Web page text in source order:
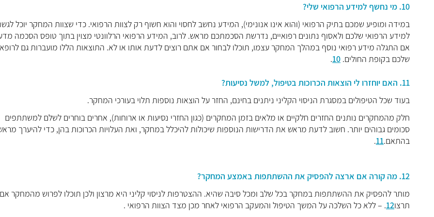
10. מי נחשף למידע הרפואי שלי?
במידה ומופיע שמכם בתיק הרפואי (והוא אינו אנונימי), המידע נחשב לחסוי והוא חשוף רק לצוות הרפואי. כדי שצוות המחקר יוכל
למידע הרפואי שלכם ולאסוף נתונים רפואיים, נדרשת הסכמתכם מראש. לרוב, המידע הרפואי הרלוונטי מצוין בתוך טופס הסכמה
אם התגלה מידע רפואי נוסף במהלך המחקר עצמו, תוכלו לבחור אם אתם רוצים לדעת אותו או לא. התוצאות הללו מועברות גם
שלכם בקופת החולים. 10
.
11. האם יוחזרו לי הוצאות הכרוכות בטיפול, למשל נסיעות?
בעוד שכל הטיפולים במסגרת הניסוי הקליני ניתנים בחינם, החזר על הוצאות נוספות תלוי בעורכי המחקר.
חלק מהמחקרים נותנים החזרים חלקיים או מלאים בזמן המחקרים (כגון החזרי נסיעות או ארוחות), אחרים בוחרים לשלם למשתתפים
סכומים גבוהים יותר. חשוב לדעת מראש את הדרישות הנוספות שיכולות להיכלל במחקר, ואת העלויות הכרוכות בהן, כדי להיערך
בהתאם.11
.
12. מה קורה אם ארצה להפסיק את ההשתתפות באמצע המחקר?
מותר להפסיק את ההשתתפות במחקר בכל שלב ומכל סיבה שהיא. ההצטרפות לניסוי קליני היא מרצון ולכן תוכלו לפרוש מהמחקר אם
תרצו12. – ללא כל השלכה על המשך הטיפול והמעקב הרפואי לאחר מכן מצד הצוות הרפואי .